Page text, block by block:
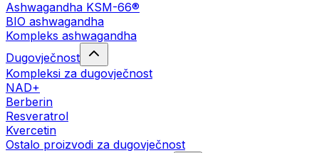
Ashwagandha KSM-66®
BIO ashwagandha
Kompleks ashwagandha
Dugovječnost
Kompleksi za dugovječnost
NAD+
Berberin
Resveratrol
Kvercetin
Ostalo proizvodi za dugovječnost